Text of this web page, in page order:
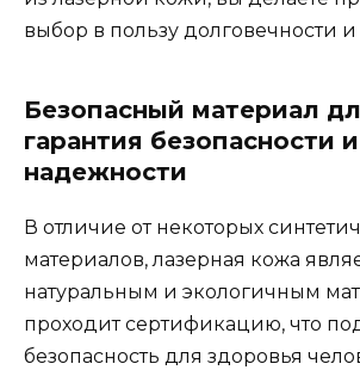
выбор в пользу долговечности
Безопасный материал
гарантия безопасности и
надежности
В отличие от некоторых
материалов, лазерная кожа
натуральным и экологичным
проходит сертификацию, что
безопасность для здоровья